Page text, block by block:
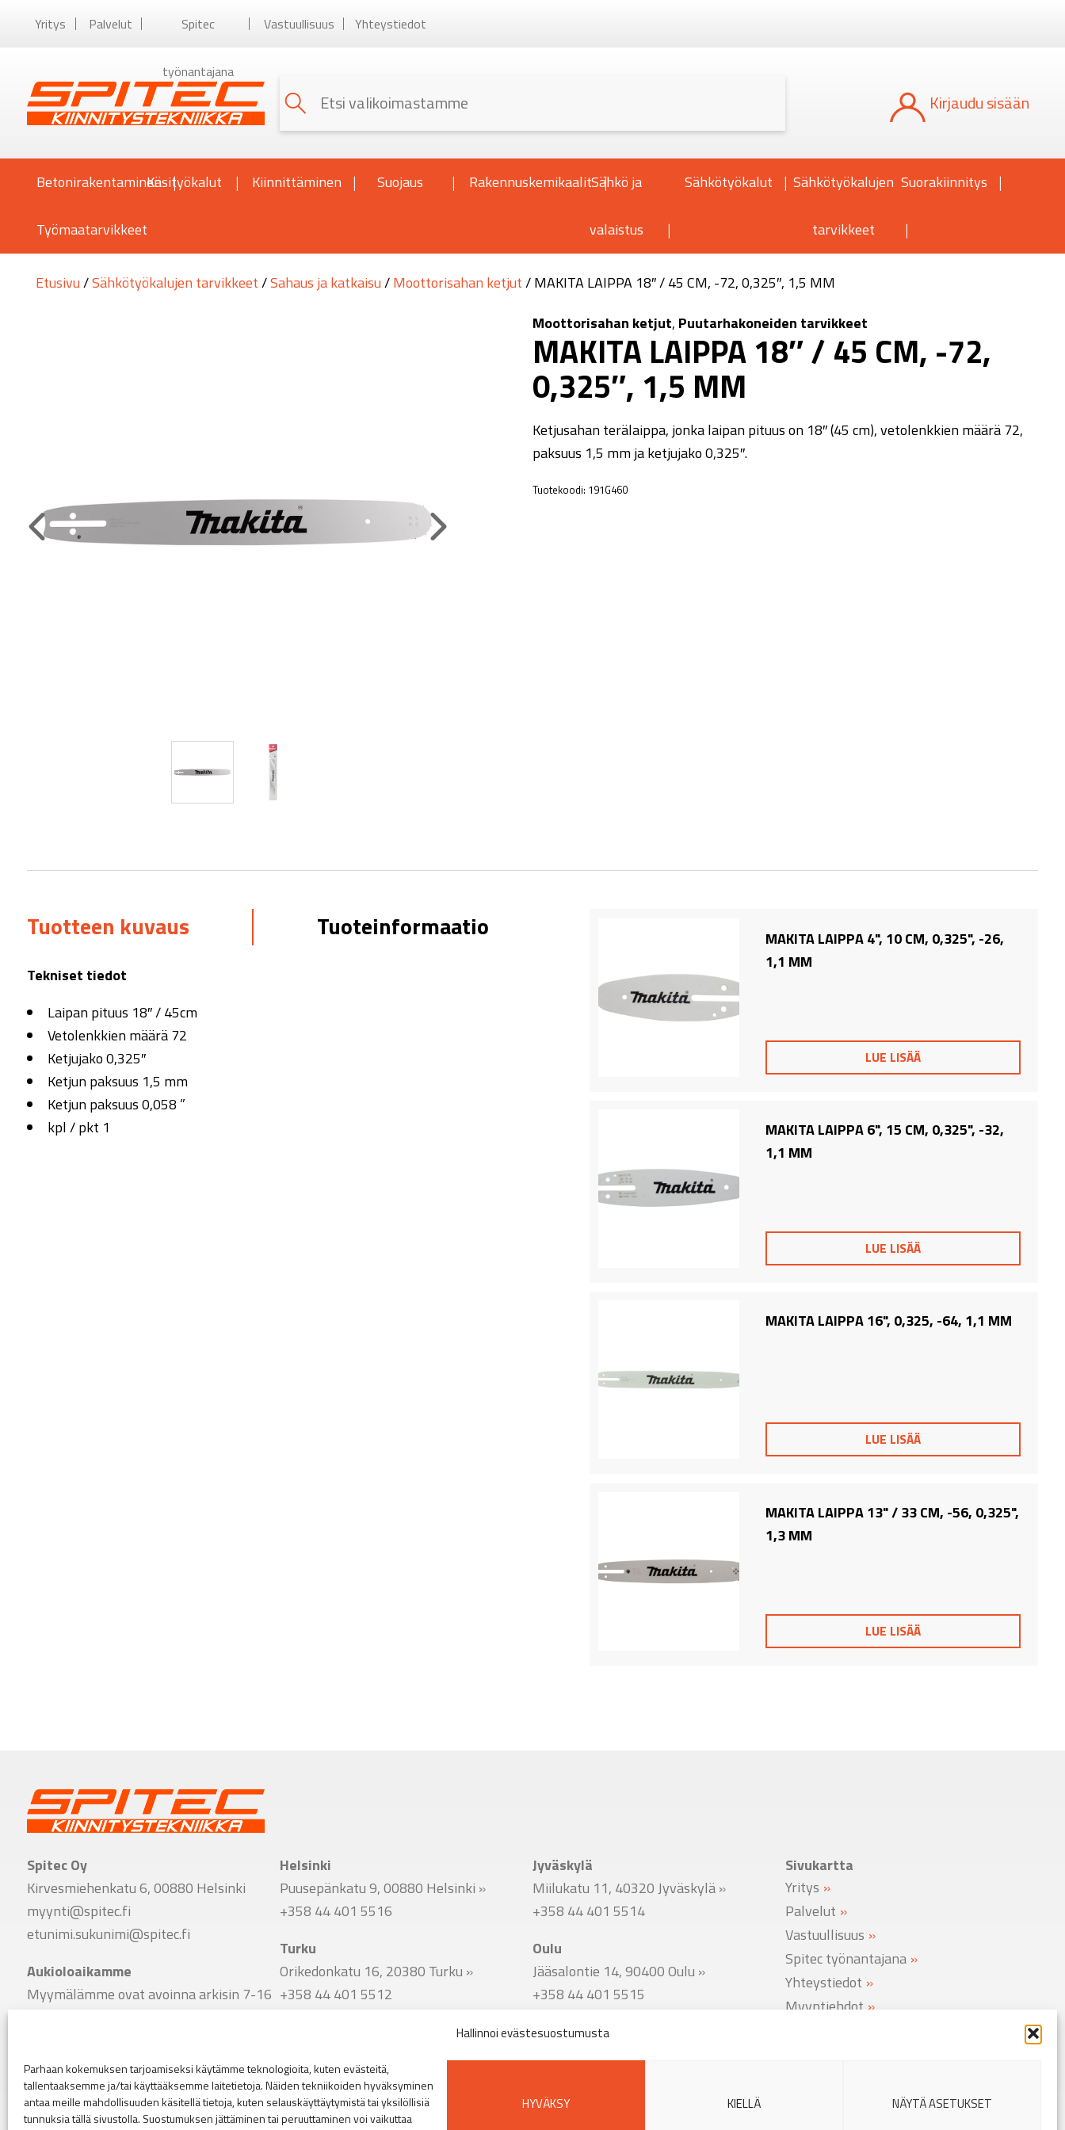
Hallinnoi evästesuostumusta
Parhaan kokemuksen tarjoamiseksi käytämme teknologioita, kuten evästeitä,
tallentaaksemme ja/tai käyttääksemme laitetietoja. Näiden tekniikoiden hyväksyminen
antaa meille mahdollisuuden käsitellä tietoja, kuten selauskäyttäytymistä tai yksilöllisiä
tunnuksia tällä sivustolla. Suostumuksen jättäminen tai peruuttaminen voi vaikuttaa
HYVÄKSY KIELLÄ NÄYTÄ ASETUKSET
Yritys Palvelut Spitec
työnantajana
Vastuullisuus Yhteystiedot
Kun tuloksia tulee, voit selata niitä
Kirjaudu sisään
BetonirakentaminenKäsityökalut Kiinnittäminen Suojaus RakennuskemikaalitSähkö ja
valaistus
Sähkötyökalut Sähkötyökalujen
tarvikkeet
Suorakiinnitys
Työmaatarvikkeet
Etusivu/Sähkötyökalujen tarvikkeet/Sahaus ja katkaisu/Moottorisahan ketjut/ MAKITA LAIPPA 18″ / 45 CM, -72, 0,325″, 1,5 MM
Moottorisahan ketjut, Puutarhakoneiden tarvikkeet
MAKITA LAIPPA 18″ / 45 CM, -72,
0,325″, 1,5 MM
Ketjusahan terälaippa, jonka laipan pituus on 18″ (45 cm), vetolenkkien määrä 72,
paksuus 1,5 mm ja ketjujako 0,325″.
Tuotekoodi: 191G460
Tuotteen kuvaus Tuoteinformaatio
Tekniset tiedot
Laipan pituus 18″ / 45cm
Vetolenkkien määrä 72
Ketjujako 0,325″
Ketjun paksuus 1,5 mm
Ketjun paksuus 0,058 ”
kpl / pkt 1
MAKITA LAIPPA 4", 10 CM, 0,325", -26,
1,1 MM
LUE LISÄÄ
MAKITA LAIPPA 6", 15 CM, 0,325", -32,
1,1 MM
LUE LISÄÄ
MAKITA LAIPPA 16", 0,325, -64, 1,1 MM
LUE LISÄÄ
MAKITA LAIPPA 13" / 33 CM, -56, 0,325",
1,3 MM
LUE LISÄÄ
Spitec Oy
Kirvesmiehenkatu 6, 00880 Helsinki
myynti@spitec.fi
etunimi.sukunimi@spitec.fi
Aukioloaikamme
Myymälämme ovat avoinna arkisin 7-16
Seuraa meitä
Helsinki
Puusepänkatu 9, 00880 Helsinki »
+358 44 401 5516
Turku
Orikedonkatu 16, 20380 Turku »
+358 44 401 5512
+358 44 401 5513
Jyväskylä
Miilukatu 11, 40320 Jyväskylä»
+358 44 401 5514
Oulu
Jääsalontie 14, 90400 Oulu »
+358 44 401 5515
Sivukartta
Yritys
Palvelut
Vastuullisuus
Spitec työnantajana
Yhteystiedot
Myyntiehdot